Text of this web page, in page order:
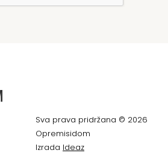
Sva prava pridržana © 2026
Opremisidom
Izrada Ideaz